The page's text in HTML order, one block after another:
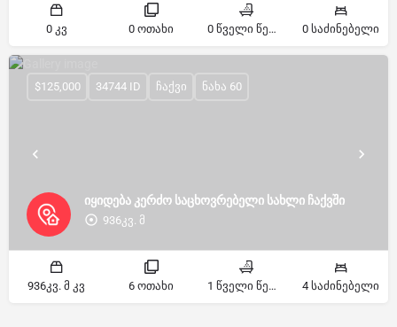
0 კვ 0 ოთახი 0 წველი წერტილი 0 საძინებელი
იყიდება კერძო საცხოვრებელი სახლი ჩაქვში
936კვ. მ
$125,000 34744 ID ჩაქვი ნახა 60
936კვ. მ კვ 6 ოთახი 1 წველი წერტილი 4 საძინებელი